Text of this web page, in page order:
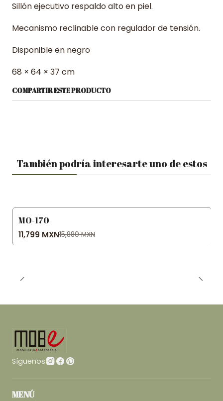
Sillón ejecutivo respaldo alto en piel.
Mecanismo reclinable con regulador de tensión.
Disponible en negro
68 × 64 × 37 cm
COMPARTIR ESTE PRODUCTO
También podría interesarte uno de estos
-26% OFF
MO-170
11,799 MXN15,880 MXN
Síguenos
MENÚ